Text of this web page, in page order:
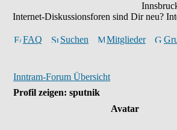
Internet-Diskussionsforen sind Dir neu?
FAQ Suchen Mitglieder
Inntram-Forum Übersicht
Profil zeigen: sputnik
Avatar